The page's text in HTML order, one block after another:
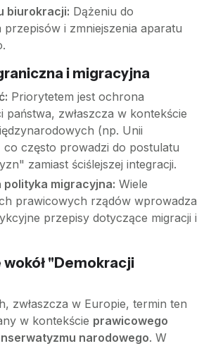
biurokracji: Dążeniu do
przepisów i zmniejszenia aparatu
i migracyjna
Priorytetem jest ochrona
państwa, zwłaszcza w kontekście
(np. Unii
co często prowadzi do postulatu
zamiast ściślejszej integracji.
polityka migracyjna: Wiele
prawicowych rządów wprowadza
przepisy dotyczące migracji i
"Demokracji
zwłaszcza w Europie, termin ten
w kontekście prawicowego
narodowego. W